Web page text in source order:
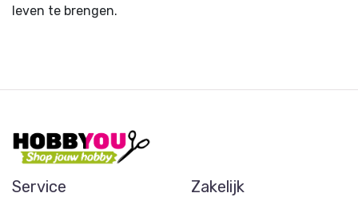
leven te brengen.
Service Zakelijk